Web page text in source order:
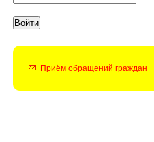
Приём обращений граждан